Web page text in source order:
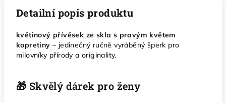
Detailní popis produktu
květinový přívěsek ze skla s pravým květem
kopretiny – jedinečný ručně vyráběný šperk pro
milovníky přírody a originality.
🎁 Skvělý dárek pro ženy